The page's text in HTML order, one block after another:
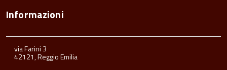
Informazioni
via Farini 3
42121, Reggio Emilia